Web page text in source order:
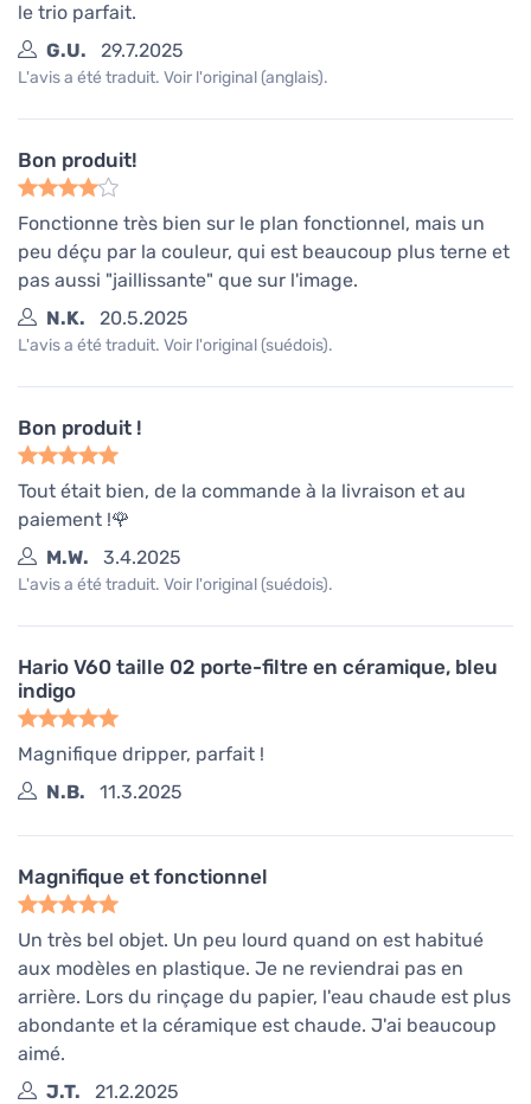
le trio parfait.
G.U.
29.7.2025
L'avis a été traduit. Voir l'original (anglais).
Bon produit!
Fonctionne très bien sur le plan fonctionnel, mais un
peu déçu par la couleur, qui est beaucoup plus terne et
pas aussi "jaillissante" que sur l'image.
N.K.
20.5.2025
L'avis a été traduit. Voir l'original (suédois).
Bon produit !
Tout était bien, de la commande à la livraison et au
paiement !🌹
M.W.
3.4.2025
L'avis a été traduit. Voir l'original (suédois).
Hario V60 taille 02 porte-filtre en céramique, bleu
indigo
Magnifique dripper, parfait !
N.B.
11.3.2025
Magnifique et fonctionnel
Un très bel objet. Un peu lourd quand on est habitué
aux modèles en plastique. Je ne reviendrai pas en
arrière. Lors du rinçage du papier, l'eau chaude est plus
abondante et la céramique est chaude. J'ai beaucoup
aimé.
J.T.
21.2.2025